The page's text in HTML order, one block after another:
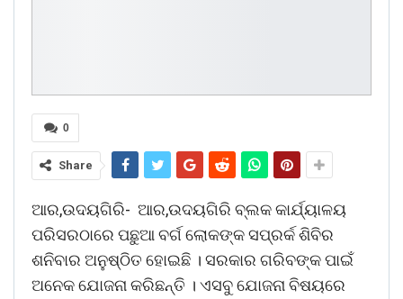
0
Share
ଆର,ଉଦୟଗିରି- ଆର,ଉଦୟଗିରି ବ୍ଲକ କାର୍ଯ୍ୟାଳୟ
ପରିସରଠାରେ ପଛୁଆ ବର୍ଗ ଲୋକଙ୍କ ସପ୍ରର୍କ ଶିବିର
ଶନିବାର ଅନୁଷ୍ଠିତ ହୋଇଛି । ସରକାର ଗରିବଙ୍କ ପାଇଁ
ଅନେକ ଯୋଜନା କରିଛନ୍ତି । ଏସବୁ ଯୋଜନା ବିଷୟରେ